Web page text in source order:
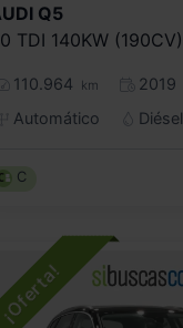
Q5
110.964 km
2019
Automático
Diésel
C